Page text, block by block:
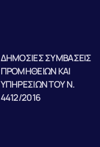
ΔΗΜΟΣΙΕΣ ΣΥΜΒΑΣΕΙΣ
ΠΡΟΜΗΘΕΙΩΝ ΚΑΙ
ΥΠΗΡΕΣΙΩΝ ΤΟΥ Ν.
4412/2016